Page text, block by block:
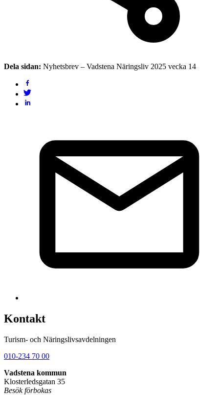
Dela sidan: Nyhetsbrev – Vadstena Näringsliv 2025 vecka 14
Kontakt
Turism- och Näringslivsavdelningen
010-234 70 00
Vadstena kommun
Klosterledsgatan 35
Besök förbokas